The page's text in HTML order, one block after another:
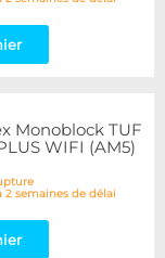
Monoblock TUF
WIFI (AM5)
2 semaines de délai